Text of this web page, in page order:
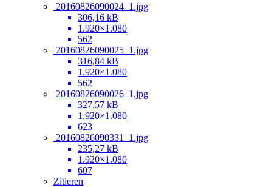
20160826090024_1.jpg
306,16 kB
1.920×1.080
562
20160826090025_1.jpg
316,84 kB
1.920×1.080
562
20160826090026_1.jpg
327,57 kB
1.920×1.080
623
20160826090331_1.jpg
235,27 kB
1.920×1.080
607
Zitieren